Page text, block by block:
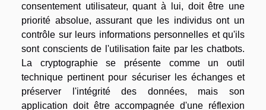
consentement utilisateur, quant à lui, doit être une
priorité absolue, assurant que les individus ont un
contrôle sur leurs informations personnelles et qu'ils
sont conscients de l'utilisation faite par les chatbots.
La cryptographie se présente comme un outil
technique pertinent pour sécuriser les échanges et
préserver l'intégrité des données, mais son
application doit être accompagnée d'une réflexion